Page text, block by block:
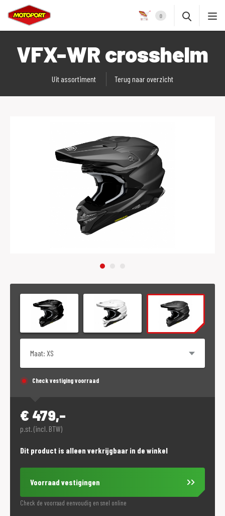
0
VFX-WR crosshelm
Uit assortiment Terug naar overzicht
Check vestiging voorraad
€ 479,-
p.st. (incl. BTW)
Dit product is alleen verkrijgbaar in de winkel
Voorraad vestigingen
Check de voorraad eenvoudig en snel online